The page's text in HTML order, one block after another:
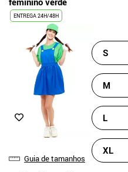
ENTREGA 24H/48H
Guia de tamanhos
S
M
L
XL